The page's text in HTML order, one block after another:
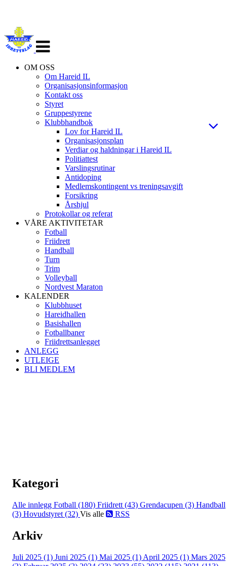
navigasjon
OM OSS
Om Hareid IL
Organisasjonsinformasjon
Kontakt oss
Styret
Gruppestyrene
Klubbhandbok
Lov for Hareid IL
Organisasjonsplan
Verdiar og haldningar i Hareid IL
Politiattest
Varslingsrutinar
Antidoping
Medlemskontingent vs treningsavgift
Forsikring
Årshjul
Protokollar og referat
VÅRE AKTIVITETAR
Fotball
Friidrett
Handball
Turn
Trim
Volleyball
Nordvest Maraton
KALENDER
Klubbhuset
Hareidhallen
Basishallen
Fotballbaner
Friidrettsanlegget
ANLEGG
UTLEIGE
BLI MEDLEM
Kategori
Alle innlegg Fotball (180) Friidrett (43) Grendacupen (3) Handball
(3) Hovudstyret (32) Vis alle RSS
Arkiv
Juli 2025 (1) Juni 2025 (1) Mai 2025 (1) April 2025 (1) Mars 2025